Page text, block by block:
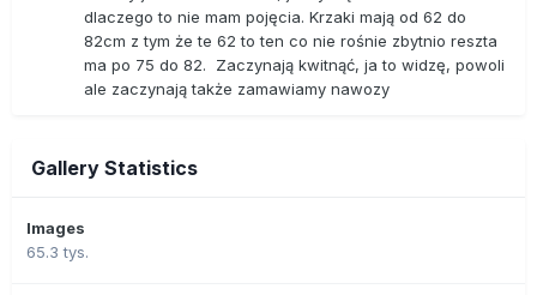
dlaczego to nie mam pojęcia. Krzaki mają od 62 do
82cm z tym że te 62 to ten co nie rośnie zbytnio reszta
ma po 75 do 82. Zaczynają kwitnąć, ja to widzę, powoli
ale zaczynają także zamawiamy nawozy
Gallery Statistics
Images
65.3 tys.